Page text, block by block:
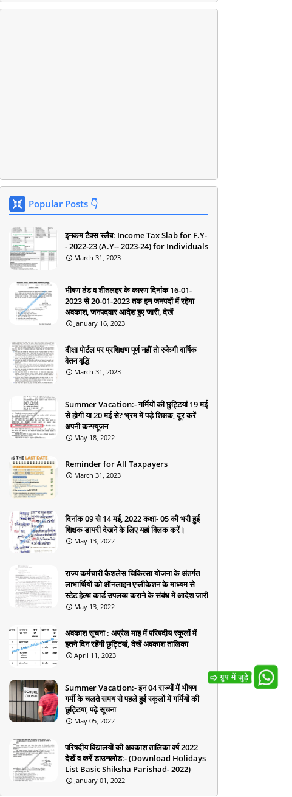
Popular Posts 👇
इनकम टैक्स स्लैब: Income Tax Slab for F.Y-
- 2022-23 (A.Y-- 2023-24) for Individuals
March 31, 2023
भीषण ठंड व शीतलहर के कारण दिनांक 16-01-
2023 से 20-01-2023 तक इन जनपदों में रहेगा
अवकाश, जनपदवार आदेश हुए जारी, देखें
January 16, 2023
दीक्षा पोर्टल पर प्रशिक्षण पूर्ण नहीं तो रुकेगी वार्षिक
वेतन वृद्धि
March 31, 2023
Summer Vacation:- गर्मियों की छुट्टियां 19 मई
से होगी या 20 मई से? भ्रम में पड़े शिक्षक, दूर करें
अपनी कन्फ्यूजन
May 18, 2022
Reminder for All Taxpayers
March 31, 2023
दिनांक 09 से 14 मई, 2022 कक्षा- 05 की भरी हुई
शिक्षक डायरी देखने के लिए यहां क्लिक करें।
May 13, 2022
राज्य कर्मचारी कैशलेस चिकित्सा योजना के अंतर्गत
लाभार्थियों को ऑनलाइन एप्लीकेशन के माध्यम से
स्टेट हेल्थ कार्ड उपलब्ध कराने के संबंध में आदेश जारी
May 13, 2022
अवकाश सूचना : अप्रैल माह में परिषदीय स्कूलों में
इतने दिन रहेंगी छुट्टियां, देखें अवकाश तालिका
April 11, 2023
Summer Vacation:- इन 04 राज्यों में भीषण
गर्मी के चलते समय से पहले हुई स्कूलों में गर्मियों की
छुट्टिया, पढ़े सूचना
May 05, 2022
परिषदीय विद्यालयों की अवकाश तालिका वर्ष 2022
देखें व करें डाउनलोड:- (Download Holidays
List Basic Shiksha Parishad- 2022)
January 01, 2022